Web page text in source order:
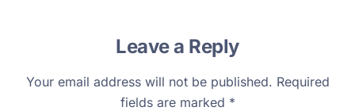
Leave a Reply
Your email address will not be published. Required
fields are marked *